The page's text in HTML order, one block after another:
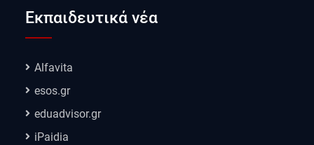
Εκπαιδευτικά νέα
Alfavita
esos.gr
eduadvisor.gr
iPaidia